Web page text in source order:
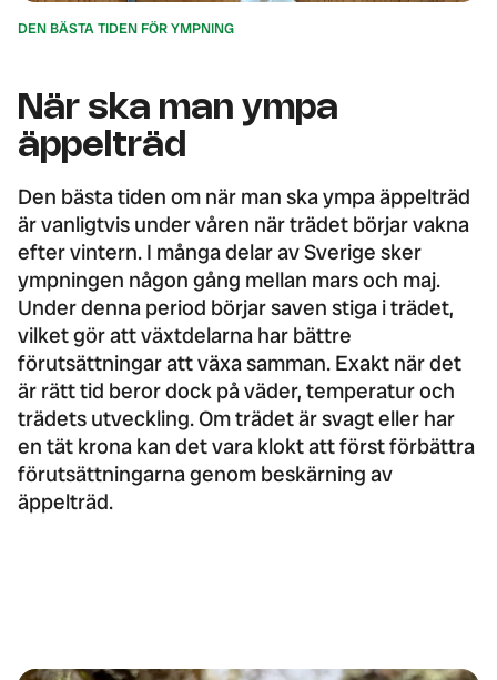
DEN BÄSTA TIDEN FÖR YMPNING
När ska man ympa
äppelträd
Den bästa tiden om när man ska ympa äppelträd
är vanligtvis under våren när trädet börjar vakna
efter vintern. I många delar av Sverige sker
ympningen någon gång mellan mars och maj.
Under denna period börjar saven stiga i trädet,
vilket gör att växtdelarna har bättre
förutsättningar att växa samman. Exakt när det
är rätt tid beror dock på väder, temperatur och
trädets utveckling. Om trädet är svagt eller har
en tät krona kan det vara klokt att först förbättra
förutsättningarna genom beskärning av
äppelträd.